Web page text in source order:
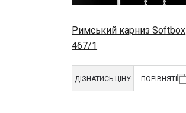
Римський карниз Softbox
467/1
ДІЗНАТИСЬ ЦІНУ ПОРІВНЯТИ